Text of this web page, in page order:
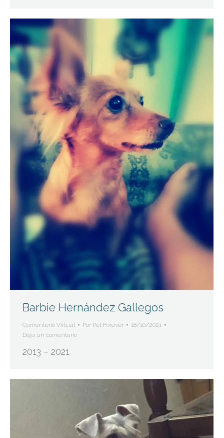
Barbie Hernández Gallegos
Cementerio Virtual Por Pet Forever
18/10/2021
Deja un comentario
2013 – 2021